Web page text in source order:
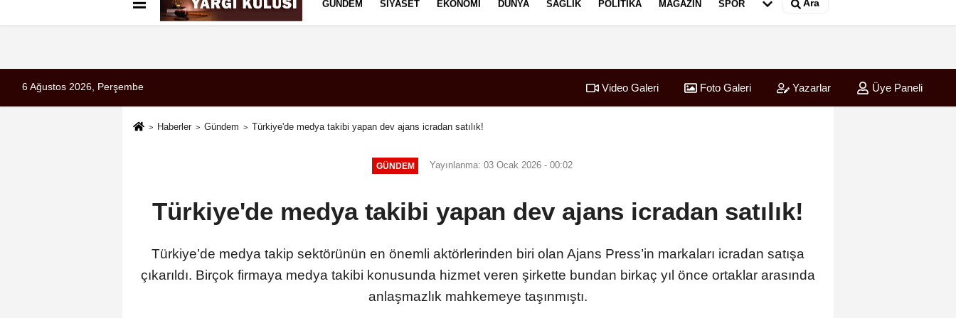
Künye İletişim Çerez Politikası
GÜNDEM SIYASET EKONOMI DÜNYA SAĞLIK POLITIKA MAGAZIN SPOR Ara
6 Ağustos 2026, Perşembe Video Galeri Foto Galeri Yazarlar Üye Paneli
Haberler Gündem Türkiye'de medya takibi yapan dev ajans icradan satılık!
GÜNDEM Yayınlanma: 03 Ocak 2026 - 00:02
Türkiye'de medya takibi yapan dev ajans icradan satılık!
Türkiye’de medya takip sektörünün en önemli aktörlerinden biri olan Ajans Press’in markaları icradan satışa
çıkarıldı. Birçok firmaya medya takibi konusunda hizmet veren şirkette bundan birkaç yıl önce ortaklar arasında
anlaşmazlık mahkemeye taşınmıştı.